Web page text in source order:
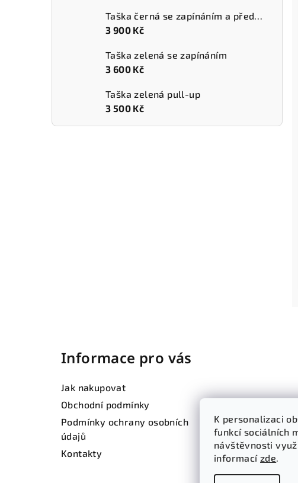
K personalizaci
funkcí sociálních
návštěvnosti
informacízde.
Taška černá se zapínáním a přední kapsou
3 900 Kč
Taška zelená se zapínáním
3 600 Kč
Taška zelená pull-up
3 500 Kč
Informace pro vás
Jak nakupovat
Obchodní podmínky
Podmínky ochrany osobních
údajů
Kontakty